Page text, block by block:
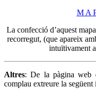
M A
La confecció d’aquest
recorregut, (que apareix
intuïtivament
Altres: De la pàgina web
complau extreure la